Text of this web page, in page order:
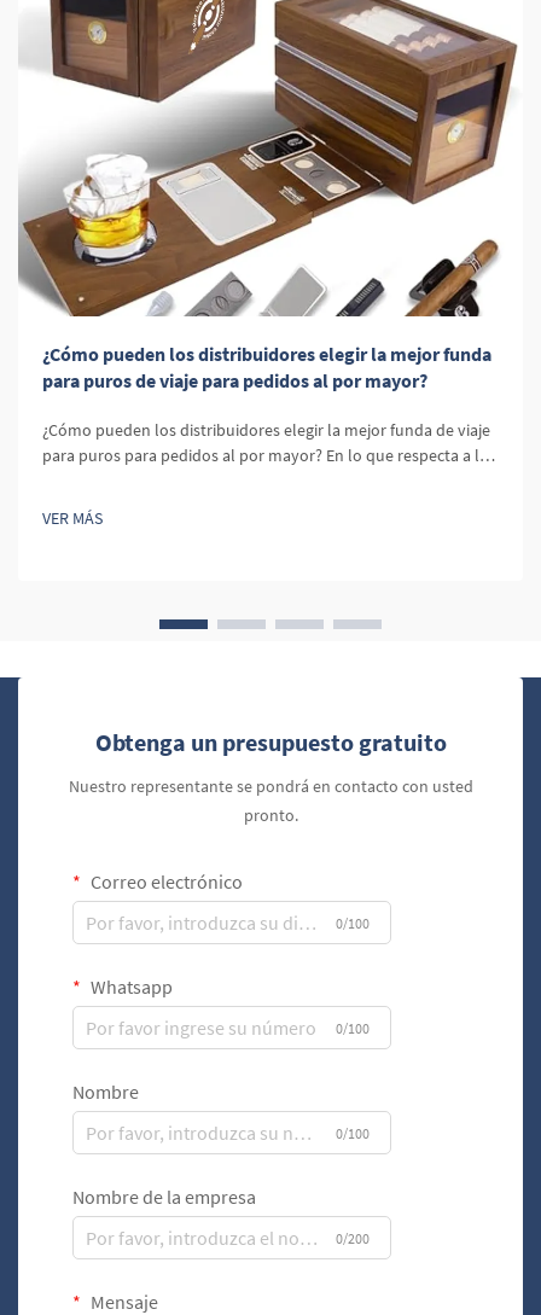
¿Cómo pueden los distribuidores elegir la mejor funda
para puros de viaje para pedidos al por mayor?
¿Cómo pueden los distribuidores elegir la mejor funda de viaje
para puros para pedidos al por mayor? En lo que respecta a la
más importantes en el inventario de un minorista es la funda
de viaje para puros. Las fundas de viaje para puros no solo
VER MÁS
Obtenga un presupuesto gratuito
Nuestro representante se pondrá en contacto con usted
pronto.
Correo electrónico
0/100
Whatsapp
0/100
Nombre
0/100
Nombre de la empresa
0/200
Mensaje